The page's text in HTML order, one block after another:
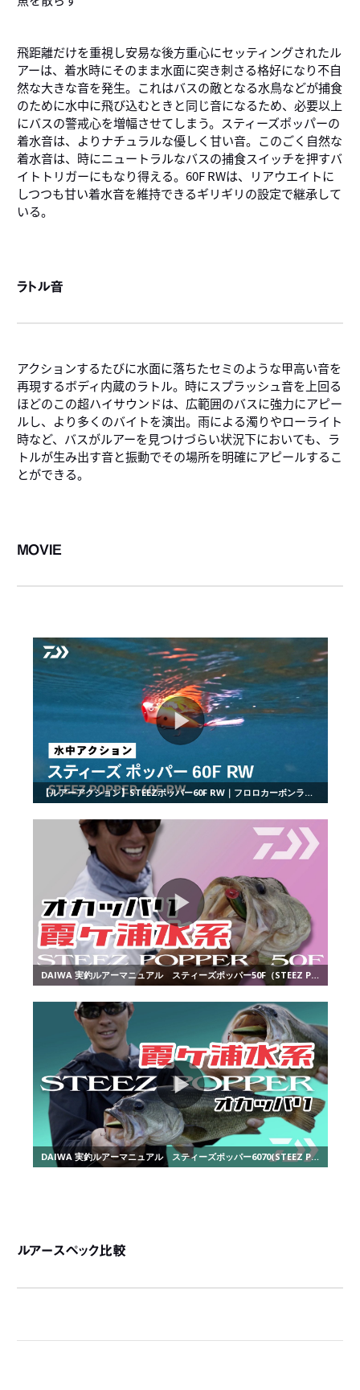
飛距離だけを重視し安易な後方重心にセッティングされたル
アーは、着水時にそのまま水面に突き刺さる格好になり不自
然な大きな音を発生。これはバスの敵となる水鳥などが捕食
のために水中に飛び込むときと同じ音になるため、必要以上
にバスの警戒心を増幅させてしまう。スティーズポッパーの
着水音は、よりナチュラルな優しく甘い音。このごく自然な
着水音は、時にニュートラルなバスの捕食スイッチを押すバ
イトトリガーにもなり得える。60F RWは、リアウエイトに
しつつも甘い着水音を維持できるギリギリの設定で継承して
いる。
ラトル音
アクションするたびに水面に落ちたセミのような甲高い音を
再現するボディ内蔵のラトル。時にスプラッシュ音を上回る
ほどのこの超ハイサウンドは、広範囲のバスに強力にアピー
ルし、より多くのバイトを演出。雨による濁りやローライト
時など、バスがルアーを見つけづらい状況下においても、ラ
トルが生み出す音と振動でその場所を明確にアピールするこ
とができる。
MOVIE
ルアースペック比較